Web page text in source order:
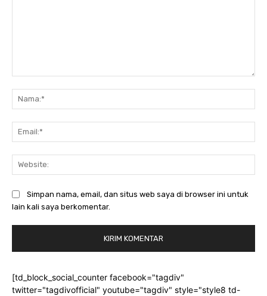
Simpan nama, email, dan situs web saya di browser ini untuk
lain kali saya berkomentar.
[td_block_social_counter facebook="tagdiv"
twitter="tagdivofficial" youtube="tagdiv" style="style8 td-